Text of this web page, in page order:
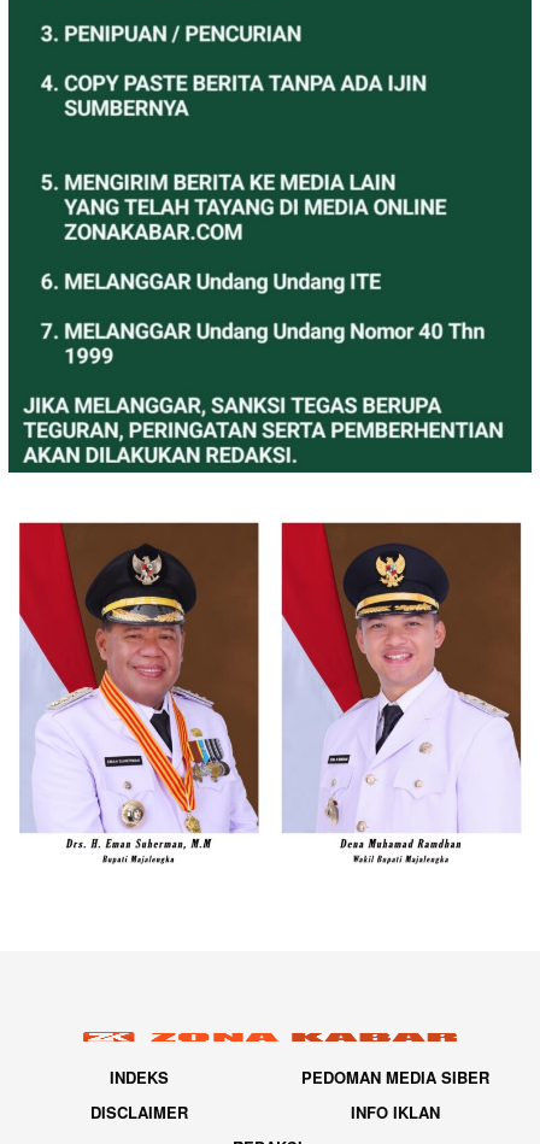
INDEKS
PEDOMAN MEDIA SIBER
DISCLAIMER
INFO IKLAN